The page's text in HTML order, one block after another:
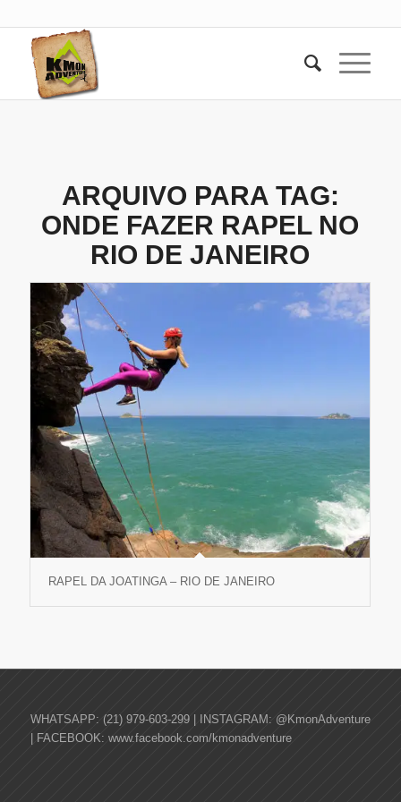
ARQUIVO PARA TAG:
ONDE FAZER RAPEL NO
RIO DE JANEIRO
RAPEL DA JOATINGA – RIO DE JANEIRO
WHATSAPP: (21) 979-603-299 | INSTAGRAM: @KmonAdventure
| FACEBOOK: www.facebook.com/kmonadventure